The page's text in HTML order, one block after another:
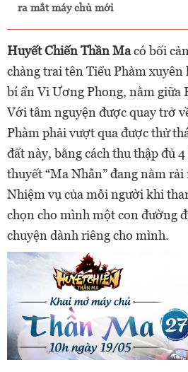
ra mắt máy chủ mới
Huyết Chiến Thần Macó bối
chàng trai tên Tiểu Phàm
bí ẩn Vi Ương Phong, nằm giữa
Với tâm nguyện được quay trở
Phàm phải vượt qua được thử
đất này, bằng cách thu thập đủ
thuyết “Ma Nhẫn” đang nằm
Nhiệm vụ của mỗi người khi
chọn cho mình một con đường
chuyện dành riêng cho mình.